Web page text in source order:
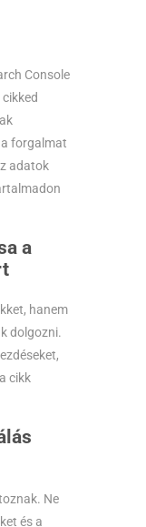
Console
forgalmat
adatok
a
hanem
dolgozni.
cikk
Ne
és a